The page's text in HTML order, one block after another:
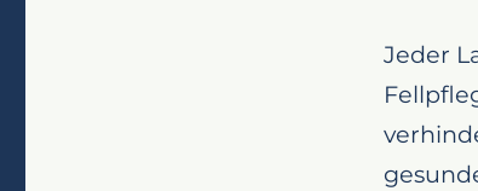
Jeder